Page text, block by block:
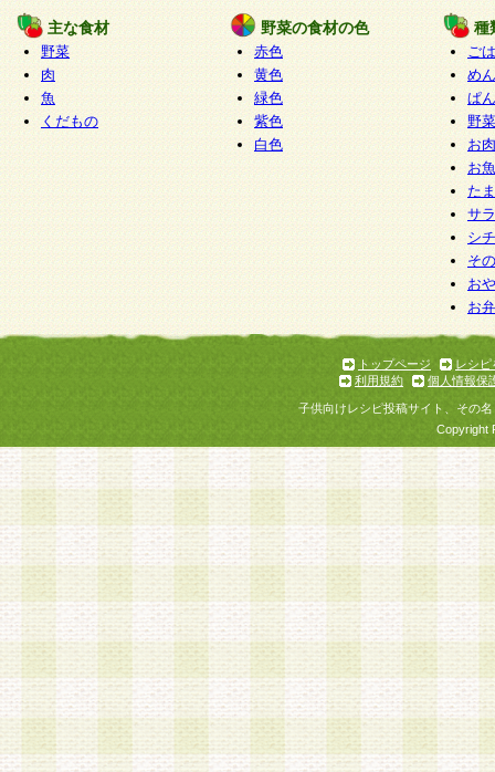
主な食材
野菜
肉
魚
くだもの
野菜の食材の色
赤色
黄色
緑色
紫色
白色
種
ご
めん
ぱん
野
お
お
た
サ
シ
そ
お
お
トップページ
レシピ
利用規約
個人情報保
子供向けレシピ投稿サイト、その
Copyright